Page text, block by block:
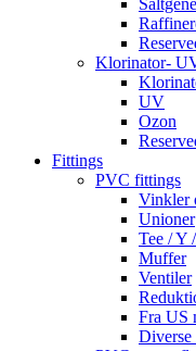
Klorinator-
UV
Ozon
Fittings
PVC fittings
Vinkler
Unioner
Tee / Y
Muffer
Ventiler
Fra US